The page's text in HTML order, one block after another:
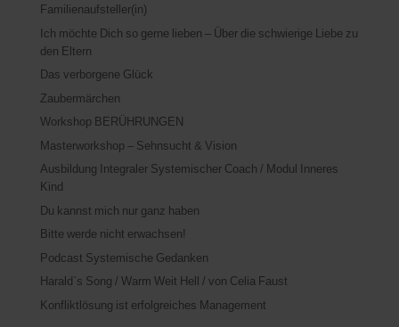
Familienaufsteller(in)
Ich möchte Dich so gerne lieben – Über die schwierige Liebe zu
den Eltern
Das verborgene Glück
Zaubermärchen
Workshop BERÜHRUNGEN
Masterworkshop – Sehnsucht & Vision
Ausbildung Integraler Systemischer Coach / Modul Inneres
Kind
Du kannst mich nur ganz haben
Bitte werde nicht erwachsen!
Podcast Systemische Gedanken
Harald`s Song / Warm Weit Hell / von Celia Faust
Konfliktlösung ist erfolgreiches Management